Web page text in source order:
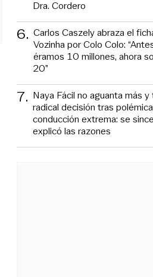
Dra. Cordero
6. Carlos Caszely abraza el
Vozinha por Colo Colo:
éramos 10 millones, ahora
20”
7. Naya Fácil no aguanta más
radical decisión tras
conducción extrema: se
explicó las razones